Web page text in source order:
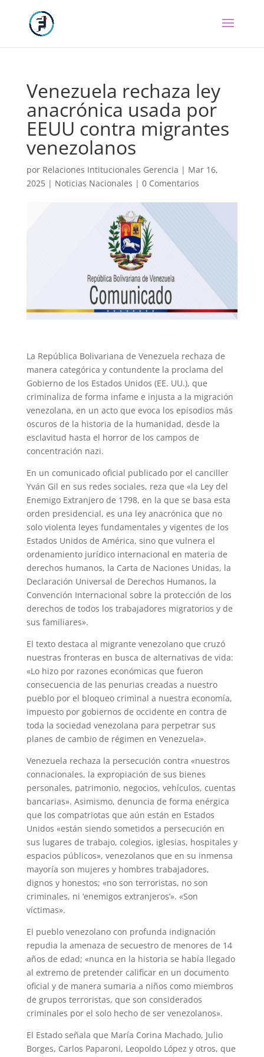
Venezuela rechaza ley
anacrónica usada por
EEUU contra migrantes
venezolanos
por Relaciones Intitucionales Gerencia | Mar 16,
2025| Noticias Nacionales | 0 Comentarios
La República Bolivariana de Venezuela rechaza de
manera categórica y contundente la proclama del
Gobierno de los Estados Unidos (EE. UU.), que
criminaliza de forma infame e injusta a la migración
venezolana, en un acto que evoca los episodios más
oscuros de la historia de la humanidad, desde la
esclavitud hasta el horror de los campos de
concentración nazi.
En un comunicado oficial publicado por el canciller
Yván Gil en sus redes sociales, reza que «la Ley del
Enemigo Extranjero de 1798, en la que se basa esta
orden presidencial, es una ley anacrónica que no
solo violenta leyes fundamentales y vigentes de los
Estados Unidos de América, sino que vulnera el
ordenamiento jurídico internacional en materia de
derechos humanos, la Carta de Naciones Unidas, la
Declaración Universal de Derechos Humanos, la
Convención Internacional sobre la protección de los
derechos de todos los trabajadores migratorios y de
sus familiares».
El texto destaca al migrante venezolano que cruzó
nuestras fronteras en busca de alternativas de vida:
«Lo hizo por razones económicas que fueron
consecuencia de las penurias creadas a nuestro
pueblo por el bloqueo criminal a nuestra economía,
impuesto por gobiernos de occidente en contra de
toda la sociedad venezolana para perpetrar sus
planes de cambio de régimen en Venezuela».
Venezuela rechaza la persecución contra «nuestros
connacionales, la expropiación de sus bienes
personales, patrimonio, negocios, vehículos, cuentas
bancarias». Asimismo, denuncia de forma enérgica
que los compatriotas que aún están en Estados
Unidos «están siendo sometidos a persecución en
sus lugares de trabajo, colegios, iglesias, hospitales y
espacios públicos», venezolanos que en su inmensa
mayoría son mujeres y hombres trabajadores,
dignos y honestos; «no son terroristas, no son
criminales, ni ‘enemigos extranjeros’». «Son
víctimas».
El pueblo venezolano con profunda indignación
repudia la amenaza de secuestro de menores de 14
años de edad; «nunca en la historia se había llegado
al extremo de pretender calificar en un documento
oficial y de manera sumaria a niños como miembros
de grupos terroristas, que son considerados
criminales por el solo hecho de ser venezolanos».
El Estado señala que María Corina Machado, Julio
Borges, Carlos Paparoni, Leopoldo López y otros, que